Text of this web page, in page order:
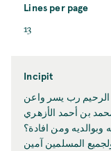
Lines per page
13
Incipit
الرحیم رب یسر واعن
بن أحمد الأزهري
وبوالدیه ومن افادة؟
المسلمین آمین